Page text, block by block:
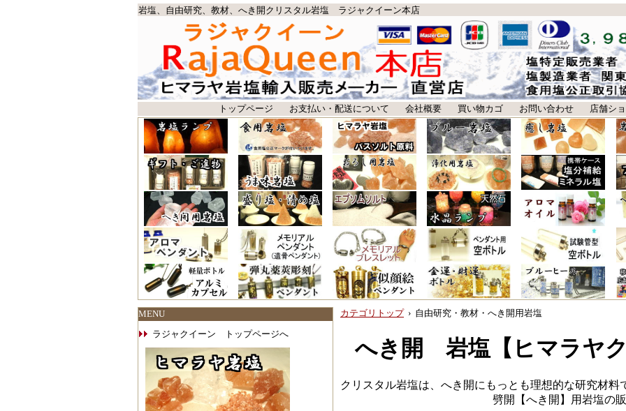
岩塩、自由研究、教材、へき開クリスタル岩塩 ラジャクイーン本店
トップページ お支払い・配送について 会社概要 買い物カゴ お問い合わせ 店舗シ
MENU
ラジャクイーン トップページへ
カテゴリトップ› 自由研究・教材・へき開用岩塩
へき開 岩塩【ヒマラヤ
クリスタル岩塩は、へき開にもっとも理想的な研究材料
劈開【へき開】用岩塩